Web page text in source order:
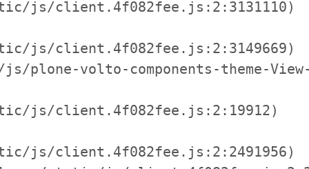
js/client.4f082fee.js:2:3131110)
js/client.4f082fee.js:2:3149669)
plone-volto-components-theme-
js/client.4f082fee.js:2:19912)
js/client.4f082fee.js:2:2491956)